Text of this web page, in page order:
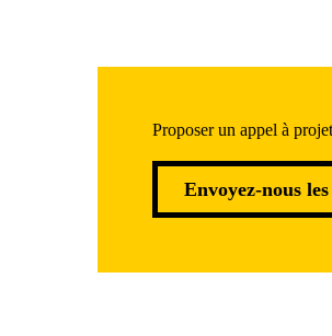
Proposer un appel à
Envoyez-nous